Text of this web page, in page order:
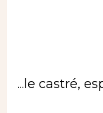
...le castré,